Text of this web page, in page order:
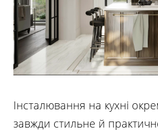
Інсталювання на кухні
завжди стильне й